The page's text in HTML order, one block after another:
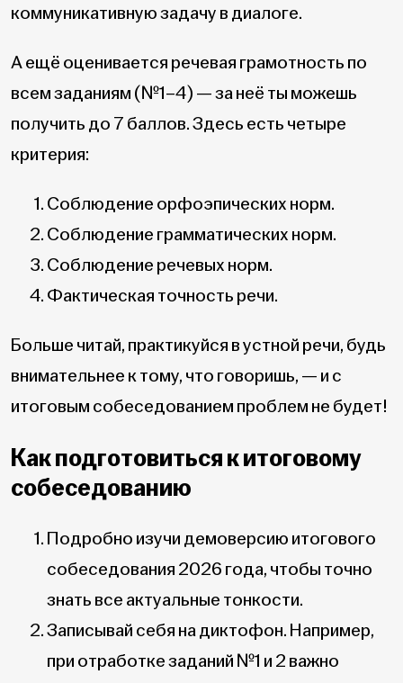
коммуникативную задачу в диалоге.
А ещё оценивается речевая грамотность по
всем заданиям (№1–4) — за неё ты можешь
получить до 7 баллов. Здесь есть четыре
критерия:
Соблюдение орфоэпических норм.
Соблюдение грамматических норм.
Соблюдение речевых норм.
Фактическая точность речи.
Больше читай, практикуйся в устной речи, будь
внимательнее к тому, что говоришь, — и с
итоговым собеседованием проблем не будет!
Как подготовиться к итоговому
собеседованию
Подробно изучи демоверсию итогового
собеседования 2026 года, чтобы точно
знать все актуальные тонкости.
Записывай себя на диктофон. Например,
при отработке заданий №1 и 2 важно